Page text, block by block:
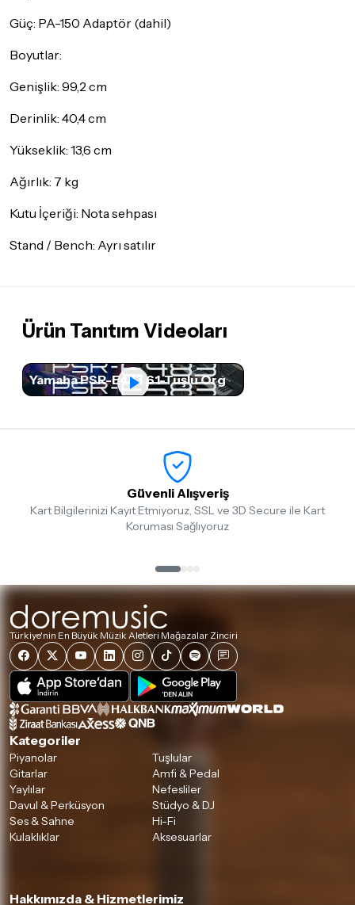
Güç: PA-150 Adaptör (dahil)
Boyutlar:
Genişlik: 99,2 cm
Derinlik: 40,4 cm
Yükseklik: 13,6 cm
Ağırlık: 7 kg
Kutu İçeriği: Nota sehpası
Stand / Bench: Ayrı satılır
Ürün Tanıtım Videoları
Yamaha PSR-E483 61-Tuşlu Org
Güvenli Alışveriş
Kart Bilgilerinizi Kayıt Etmiyoruz, SSL ve 3D Secure ile Kart
Koruması Sağlıyoruz
Türkiye'nin En Büyük Müzik Aletleri Mağazalar Zinciri
Kategoriler
Piyanolar
Tuşlular
Gitarlar
Amfi & Pedal
Yaylılar
Nefesliler
Davul & Perküsyon
Stüdyo & DJ
Ses & Sahne
Hi-Fi
Kulaklıklar
Aksesuarlar
Hakkımızda & Hizmetlerimiz